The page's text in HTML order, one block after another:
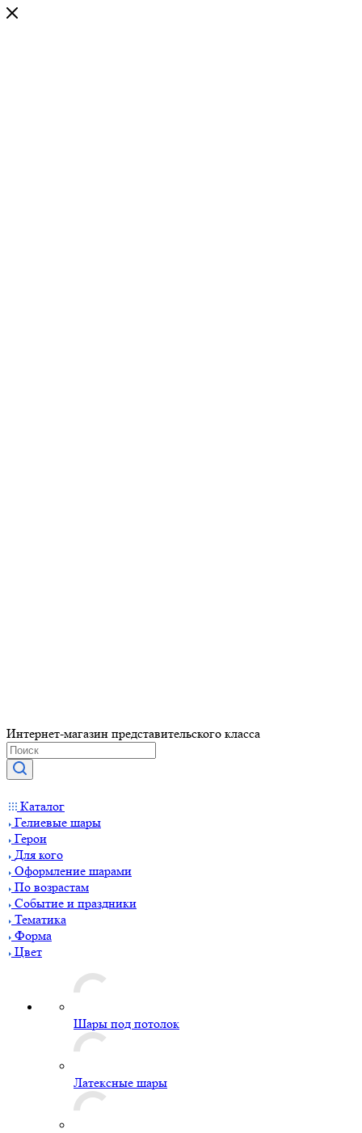
Интернет-магазин представительского класса
Каталог
Гелиевые шары
Герои
Для кого
Оформление шарами
По возрастам
Событие и праздники
Тематика
Форма
Цвет
Шары под потолок
Латексные шары